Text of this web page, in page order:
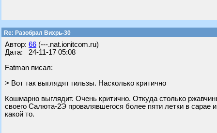
Re: Разобрал Вихрь-30
Автор: 66 (---.nat.ionitcom.ru)
Дата: 24-11-17 05:08
Fatman писал:
> Вот так выглядят гильзы. Насколько критично
Кошмарно выглядит. Очень критично. Откуда столько
своего Салюта-2Э провалявшегося более пяти летки в
какой то.